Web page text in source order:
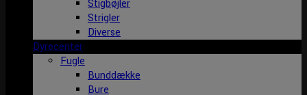
Stigbøjler
Strigler
Diverse
Dyrecenter
Fugle
Bunddække
Bure